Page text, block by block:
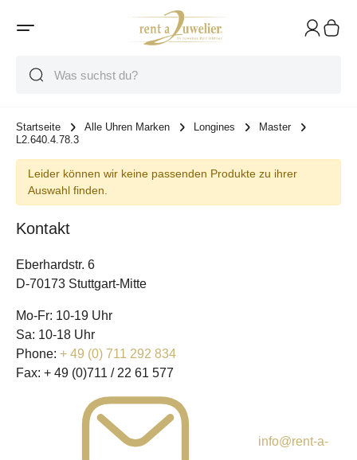
Startseite Alle Uhren Marken Longines
Master
L2.640.4.78.3
Leider können wir keine passenden Produkte zu ihrer
Auswahl finden.
Kontakt
Eberhardstr. 6
D-70173 Stuttgart-Mitte
Mo-Fr: 10-19 Uhr
Sa: 10-18 Uhr
Phone: + 49 (0) 711 292 834
Fax: + 49 (0)711 / 22 61 577
info@rent-a-